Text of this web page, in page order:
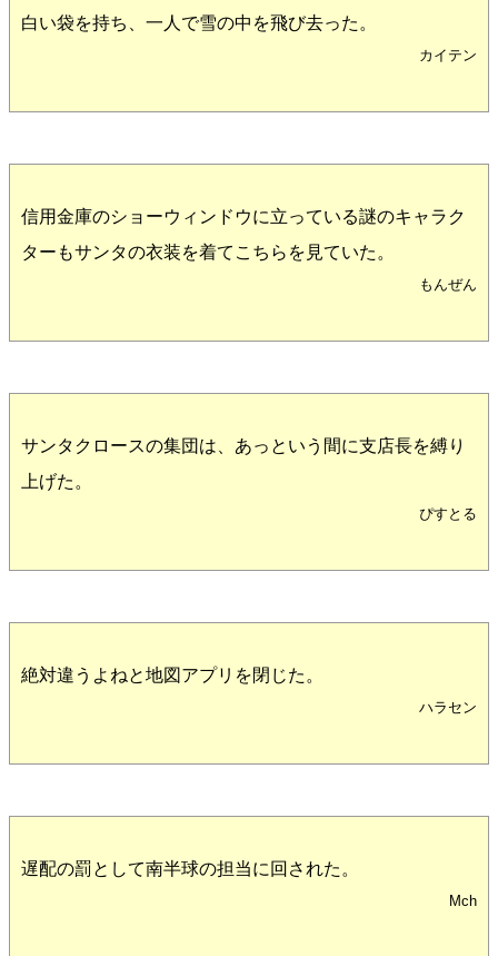
白い袋を持ち、一人で雪の中を飛び去った。
カイテン
信用金庫のショーウィンドウに立っている謎のキャラク
ターもサンタの衣装を着てこちらを見ていた。
もんぜん
サンタクロースの集団は、あっという間に支店長を縛り
上げた。
ぴすとる
絶対違うよねと地図アプリを閉じた。
ハラセン
遅配の罰として南半球の担当に回された。
Mch